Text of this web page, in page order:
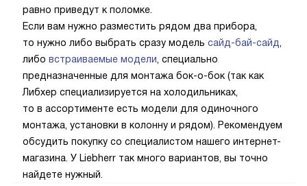
равно приведут к поломке.
Если вам нужно разместить рядом два прибора,
то нужно либо выбрать сразу модель сайд-бай-сайд
либо встраиваемые модели , специально
предназначенные для монтажа бок-о-бок (так как
Либхер специализируется на холодильниках,
то в ассортименте есть модели для одиночного
монтажа, установки в колонну и рядом). Рекомендуем
обсудить покупку со специалистом нашего интернет-
магазина. У Liebherr так много вариантов, вы точно
найдете нужный.